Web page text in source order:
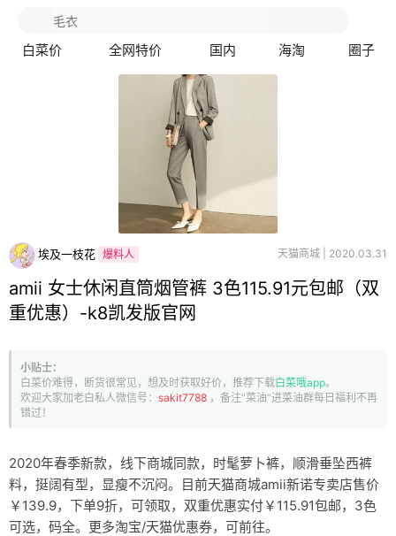
白菜价 全网特价 国内 海淘 圈子
埃及一枝花 爆料人 天猫商城 | 2020.03.31
amii 女士休闲直筒烟管裤 3色115.91元包邮（双
重优惠）-k8凯发版官网
小贴士：
白菜价难得，断货很常见，想及时获取好价，推荐下载白菜哦app。
欢迎大家加老白私人微信号： sakit7788 ，备注“菜油”进菜油群每日福利不再
错过！
2020年春季新款，线下商城同款，时髦萝卜裤，顺滑垂坠西裤
料，挺阔有型，显瘦不沉闷。目前天猫商城amii新诺专卖店售价
￥139.9，下单9折，可领取，双重优惠实付￥115.91包邮，3色
可选，码全。更多淘宝/天猫优惠券，可前往。